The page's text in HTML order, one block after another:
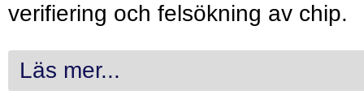
verifiering och felsökning av chip.
Läs mer...